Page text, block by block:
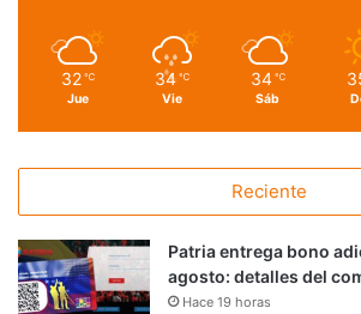
32 ℃
Jue
34 ℃
Vie
34 ℃
Sáb
Reciente
Patria entrega bono
agosto: detalles del
Hace 19 horas